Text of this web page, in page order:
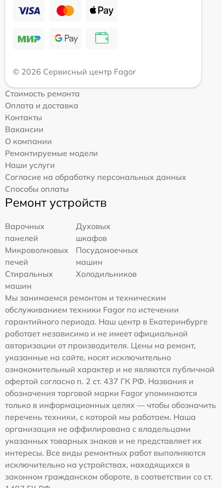
© 2026 Сервисный центр Fagor
Стоимость ремонта
Оплата и доставка
Контакты
Вакансии
О компании
Ремонтируемые модели
Наши услуги
Согласие на обработку персональных данных
Способы оплаты
Ремонт устройств
Варочных
панелей
Духовых
шкафов
Микроволновых
печей
Посудомоечных
машин
Стиральных
машин
Холодильников
Мы занимаемся ремонтом и техническим
обслуживанием техники Fagor по истечении
гарантийного периода. Наш центр в Екатеринбурге
работает независимо и не имеет официальной
авторизации от производителя. Цены на ремонт,
указанные на сайте, носят исключительно
ознакомительный характер и не являются публичной
офертой согласно п. 2 ст. 437 ГК РФ. Названия и
обозначения торговой марки Fagor упоминаются
только в информационных целях — чтобы обозначить
перечень техники, с которой мы работаем. Наша
организация не аффилирована с владельцами
указанных товарных знаков и не представляет их
интересы. Все виды ремонтных работ выполняются
исключительно на устройствах, находящихся в
законном гражданском обороте, в соответствии со ст.